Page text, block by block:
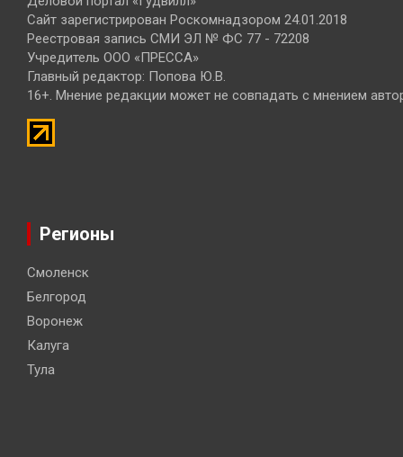
Сайт зарегистрирован Роскомнадзором 24.01.2018
Реестровая запись СМИ ЭЛ № ФС 77 - 72208
Учредитель ООО «ПРЕССА»
Главный редактор: Попова Ю.В.
16+. Мнение редакции может не совпадать с мнением
Регионы
Смоленск
Белгород
Воронеж
Калуга
Тула